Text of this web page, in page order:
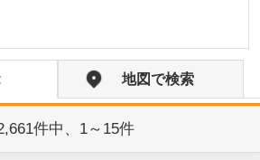
地図で検索
件中、 1～15件